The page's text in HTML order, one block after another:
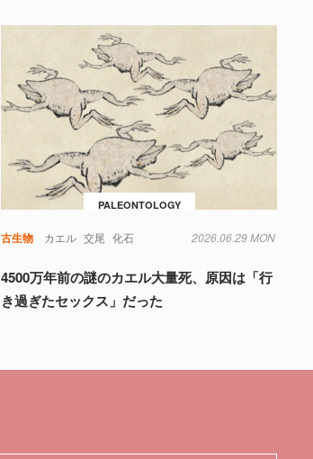
PALEONTOLOGY
古生物 カエル 交尾 化石 2026.06.29 MON
4500万年前の謎のカエル大量死、原因は「行
き過ぎたセックス」だった